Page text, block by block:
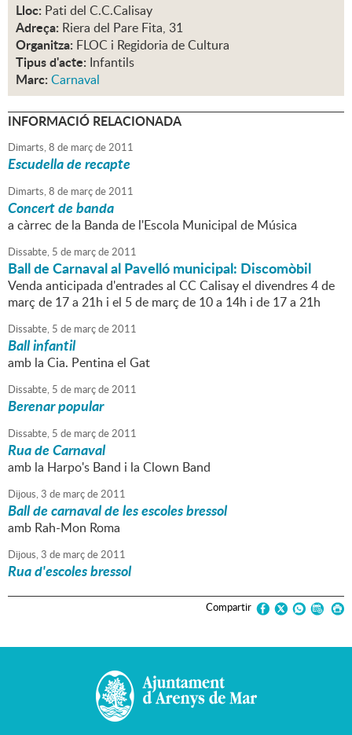
Lloc: Pati del C.C.Calisay
Adreça: Riera del Pare Fita, 31
Organitza: FLOC i Regidoria de Cultura
Tipus d'acte: Infantils
Marc: Carnaval
INFORMACIÓ RELACIONADA
Dimarts,8 de marçde2011
Escudella de recapte
Dimarts,8 de marçde2011
Concert de banda
a càrrec de la Banda de l'Escola Municipal de Música
Dissabte, 5 de marçde2011
Ball de Carnaval al Pavelló municipal: Discomòbil
Venda anticipada d'entrades al CC Calisay el divendres 4 de
març de 17 a 21h i el 5 de març de 10 a 14h i de 17 a 21h
Dissabte, 5 de marçde2011
Ball infantil
amb la Cia. Pentina el Gat
Dissabte, 5 de marçde2011
Berenar popular
Dissabte, 5 de marçde2011
Rua de Carnaval
amb la Harpo's Band i la Clown Band
Dijous,3 de marçde2011
Ball de carnaval de les escoles bressol
amb Rah-Mon Roma
Dijous,3 de marçde2011
Rua d'escoles bressol
Compartir